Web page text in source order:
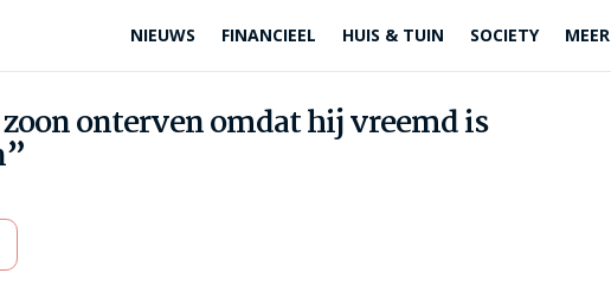
NIEUWS FINANCIEEL HUIS & TUIN SOCIETY MEER
onterven omdat hij vreemd is